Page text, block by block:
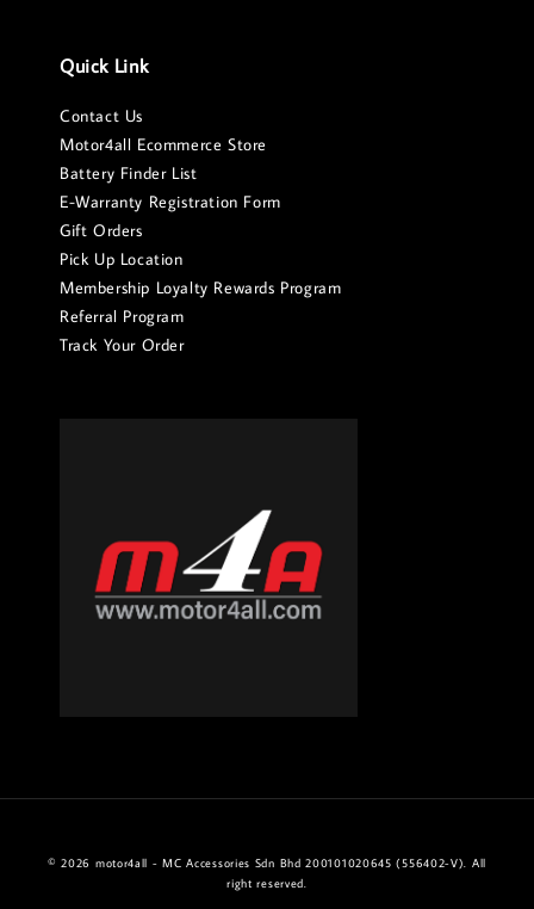
Quick Link
Contact Us
Motor4all Ecommerce Store
Battery Finder List
E-Warranty Registration Form
Gift Orders
Pick Up Location
Membership Loyalty Rewards Program
Referral Program
Track Your Order
© 2026 motor4all - MC Accessories Sdn Bhd 200101020645 (556402-V). All
right reserved.